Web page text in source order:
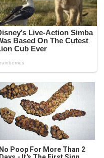
No Poop For More Than 2